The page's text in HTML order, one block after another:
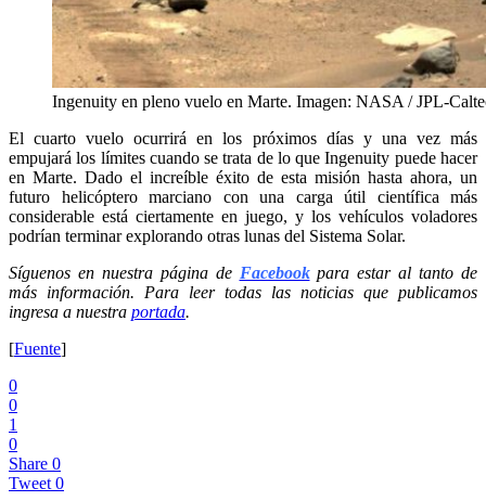
Ingenuity en pleno vuelo en Marte. Imagen: NASA / JPL-
El cuarto vuelo ocurrirá en los próximos días y una vez más
empujará los límites cuando se trata de lo que Ingenuity puede hacer
en Marte. Dado el increíble éxito de esta misión hasta ahora, un
futuro helicóptero marciano con una carga útil científica más
considerable está ciertamente en juego, y los vehículos voladores
podrían terminar explorando otras lunas del Sistema Solar.
Síguenos en nuestra página de Facebookpara estar al tanto de
más información. Para leer todas las noticias que publicamos
ingresa a nuestra portada.
[Fuente]
0
0
1
0
Share 0
Tweet 0